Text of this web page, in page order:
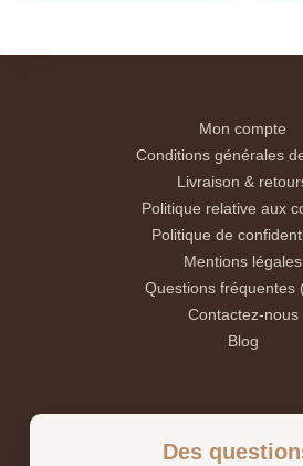
Mon compte
Conditions générales
Livraison &
Politique relative aux
Politique de
Mentions légales
Questions fréquentes
Contactez-nous
Blog
Des